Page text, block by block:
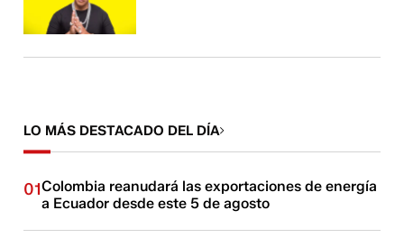
LO MÁS DESTACADO DEL DÍA
01Colombia reanudará las exportaciones de energía
a Ecuador desde este 5 de agosto